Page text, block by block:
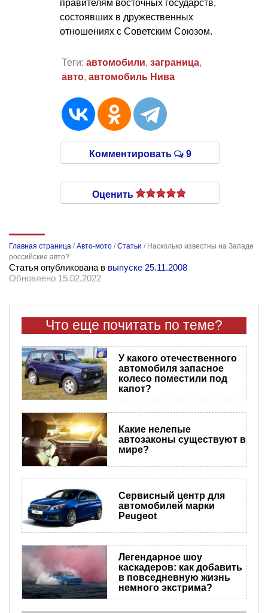
правителям восточных государств,
состоявших в дружественных
отношениях с Советским Союзом.
Теги: автомобили, заграница,
авто, автомобиль Нива
Комментировать 9
Оценить
Главная страница /Авто-мото /Статьи / Насколько известны на Западе
российские авто?
Статья опубликована в выпуске 25.11.2008
Обновлено 15.02.2022
Что еще почитать по теме?
У какого отечественного
автомобиля запасное
колесо поместили под
капот?
​Какие нелепые
автозаконы существуют в
мире?
Сервисный центр для
автомобилей марки
Peugeot
Легендарное шоу
каскадеров: как добавить
в повседневную жизнь
немного экстрима?